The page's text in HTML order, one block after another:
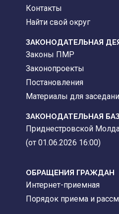
Контакты
Найти свой округ
ЗАКОНОДАТЕЛЬНАЯ
Законы ПМР
Законопроекты
Постановления
Материалы для
ЗАКОНОДАТЕЛЬНАЯ
Приднестровской
(от 01.06.2026 16:00)
ОБРАЩЕНИЯ ГРАЖДАН
Интернет-приемная
Порядок приема и